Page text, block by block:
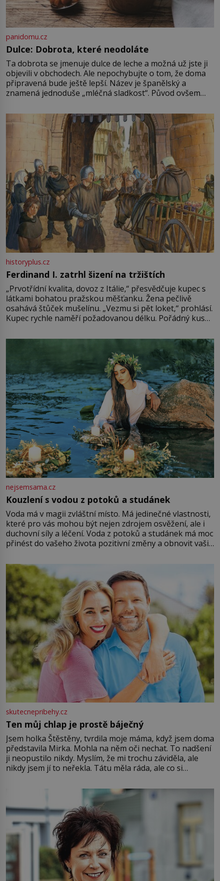
panidomu.cz
Dulce: Dobrota, které neodoláte
Ta dobrota se jmenuje dulce de leche a možná už jste ji
objevili v obchodech. Ale nepochybujte o tom, že doma
připravená bude ještě lepší. Název je španělský a
znamená jednoduše „mléčná sladkost“. Původ ovšem
pře hned několik latinskoamerických zemí a k tomu
Francie, kde se traduje,
historyplus.cz
Ferdinand I. zatrhl šizení na tržištích
„Prvotřídní kvalita, dovoz z Itálie,“ přesvědčuje kupec s
látkami bohatou pražskou měšťanku. Žena pečlivě
osahává štůček mušelínu. „Vezmu si pět loket,“ prohlásí.
Kupec rychle naměří požadovanou délku. Pořádný kus
milostpaní. Stačí jenom na sukni,“ zhodnotí švadlena
množství růžového mušelínu. „Ošidili vás, podívejte.“
nejsemsama.cz
Kouzlení s vodou z potoků a studánek
Voda má v magii zvláštní místo. Má jedinečné vlastnosti,
které pro vás mohou být nejen zdrojem osvěžení, ale i
duchovní síly a léčení. Voda z potoků a studánek má moc
přinést do vašeho života pozitivní změny a obnovit vaši
můžete obohatit své rituály a přinést do svého života
větší harmonii a klid. Je důležité
skutecnepribehy.cz
Ten můj chlap je prostě báječný
Jsem holka Štěstěny, tvrdila moje máma, když jsem doma
představila Mirka. Mohla na něm oči nechat. To nadšení
ji neopustilo nikdy. Myslím, že mi trochu záviděla, ale
nikdy jsem jí to neřekla. Tátu měla ráda, ale co si
Jsme spolu moc rádi Tehdy byla jiná doba, když